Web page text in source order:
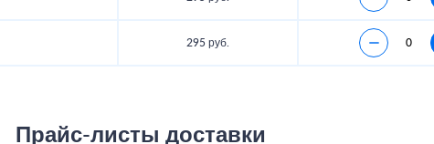
295 руб.
Прайс-листы доставки